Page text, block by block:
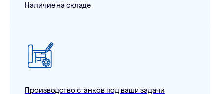
Наличие на складе
Производство станков под ваши задачи